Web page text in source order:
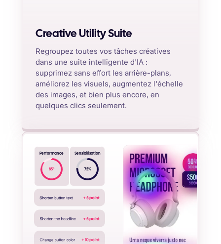
Creative Utility Suite
Regroupez toutes vos tâches créatives
dans une suite intelligente d'IA :
supprimez sans effort les arrière-plans,
améliorez les visuels, augmentez l'échelle
des images, et bien plus encore, en
quelques clics seulement.
Performance
85%
Sensibilisation
75%